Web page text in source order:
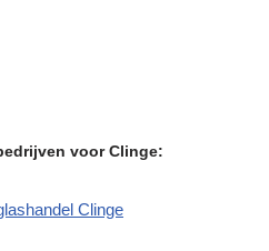
voor Clinge:
Clinge